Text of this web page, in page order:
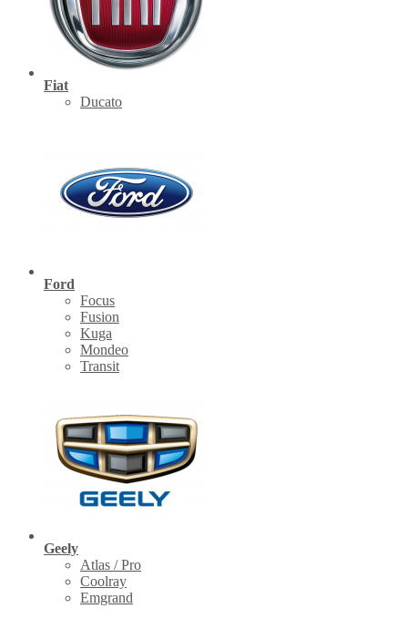
Fiat
Ducato
Ford
Focus
Fusion
Kuga
Mondeo
Transit
Geely
Atlas / Pro
Coolray
Emgrand